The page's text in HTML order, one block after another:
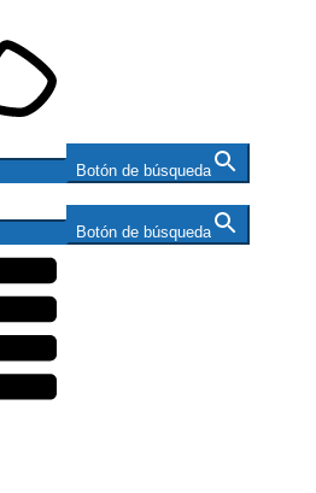
Botón de búsqueda
Botón de búsqueda